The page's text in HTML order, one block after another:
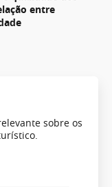
entre
sobre os